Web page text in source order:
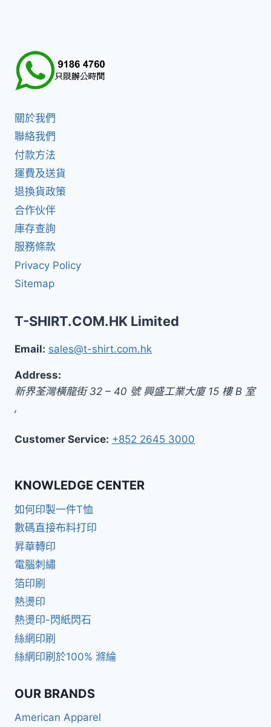
關於我們
聯絡我們
付款方法
運費及送貨
退換貨政策
合作伙伴
庫存查詢
服務條款
Privacy Policy
Sitemap
T-SHIRT.COM.HK Limited
Email: sales@t-shirt.com.hk
Address:
新界荃灣橫龍街 32 – 40 號 興盛工業大廈 15 樓 B 室
,
Customer Service: +852 2645 3000
KNOWLEDGE CENTER
如何印製一件T恤
數碼直接布料打印
昇華轉印
電腦刺繡
箔印刷
熱燙印
熱燙印-閃紙閃石
絲網印刷
絲網印刷於100% 滌綸
OUR BRANDS
American Apparel